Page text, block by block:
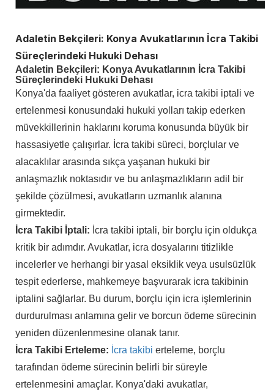
Adaletin Bekçileri: Konya Avukatlarının İcra Takibi
Süreçlerindeki Hukuki Dehası
Adaletin Bekçileri: Konya Avukatlarının İcra Takibi
Süreçlerindeki Hukuki Dehası
Konya'da faaliyet gösteren avukatlar, icra takibi iptali ve
ertelenmesi konusundaki hukuki yolları takip ederken
müvekkillerinin haklarını koruma konusunda büyük bir
hassasiyetle çalışırlar. İcra takibi süreci, borçlular ve
alacaklılar arasında sıkça yaşanan hukuki bir
anlaşmazlık noktasıdır ve bu anlaşmazlıkların adil bir
şekilde çözülmesi, avukatların uzmanlık alanına
girmektedir.
İcra Takibi İptali: İcra takibi iptali, bir borçlu için oldukça
kritik bir adımdır. Avukatlar, icra dosyalarını titizlikle
incelerler ve herhangi bir yasal eksiklik veya usulsüzlük
tespit ederlerse, mahkemeye başvurarak icra takibinin
iptalini sağlarlar. Bu durum, borçlu için icra işlemlerinin
durdurulması anlamına gelir ve borcun ödeme sürecinin
yeniden düzenlenmesine olanak tanır.
İcra Takibi Erteleme: İcra takibi erteleme, borçlu
tarafından ödeme sürecinin belirli bir süreyle
ertelenmesini amaçlar. Konya'daki avukatlar,